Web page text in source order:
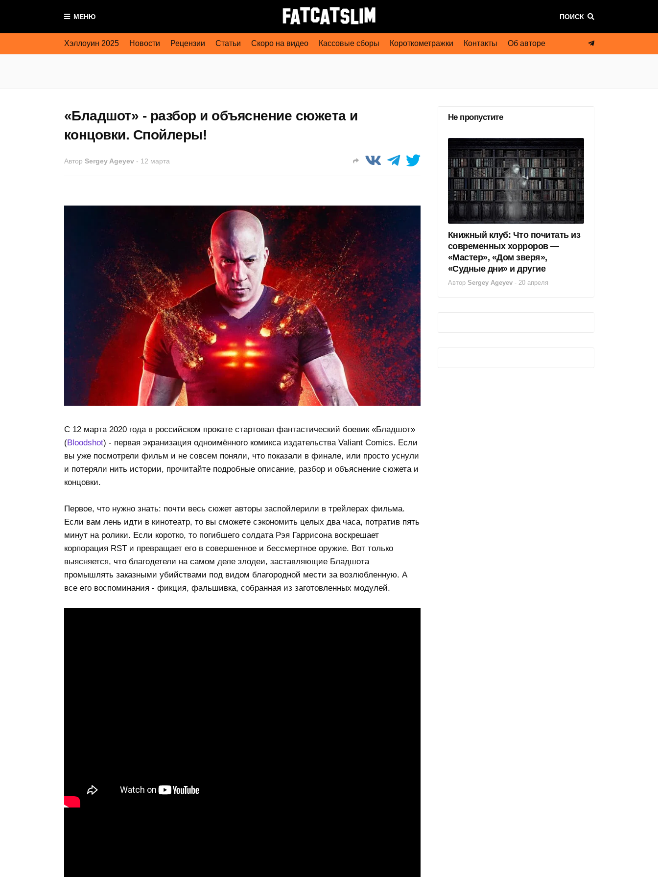
МЕНЮ ПОИСК
Хэллоуин 2025 Новости Рецензии Статьи Скоро на видео Кассовые сборы Короткометражки Контакты Об авторе
«Бладшот» - разбор и объяснение сюжета и
концовки. Спойлеры!
Автор Sergey Ageyev - 12 марта
С 12 марта 2020 года в российском прокате стартовал фантастический боевик «Бладшот»
(Bloodshot) - первая экранизация одноимённого комикса издательства Valiant Comics. Если
вы уже посмотрели фильм и не совсем поняли, что показали в финале, или просто уснули
и потеряли нить истории, прочитайте подробные описание, разбор и объяснение сюжета и
концовки.
Первое, что нужно знать: почти весь сюжет авторы заспойлерили в трейлерах фильма.
Если вам лень идти в кинотеатр, то вы сможете сэкономить целых два часа, потратив пять
минут на ролики. Если коротко, то погибшего солдата Рэя Гаррисона воскрешает
корпорация RST и превращает его в совершенное и бессмертное оружие. Вот только
выясняется, что благодетели на самом деле злодеи, заставляющие Бладшота
промышлять заказными убийствами под видом благородной мести за возлюбленную. А
все его воспоминания - фикция, фальшивка, собранная из заготовленных модулей.
Не пропустите
Книжный клуб: Что почитать из
современных хорроров —
«Мастер», «Дом зверя»,
«Судные дни» и другие
Автор Sergey Ageyev - 20 апреля